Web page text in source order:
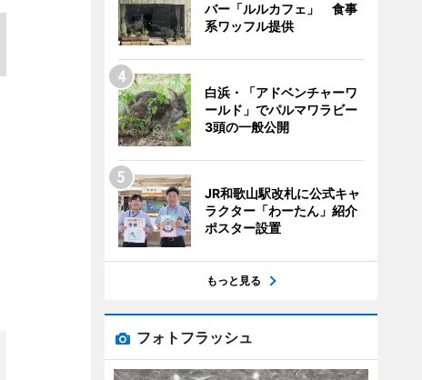
バー「ルルカフェ」 食事
系ワッフル提供
白浜・「アドベンチャーワ
ールド」でパルマワラビー
3頭の一般公開
JR和歌山駅改札に公式キャ
ラクター「わーたん」紹介
ポスター設置
もっと見る
フォトフラッシュ